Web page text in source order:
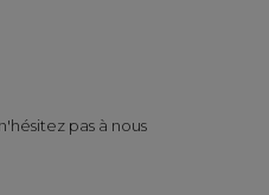
pas à nous